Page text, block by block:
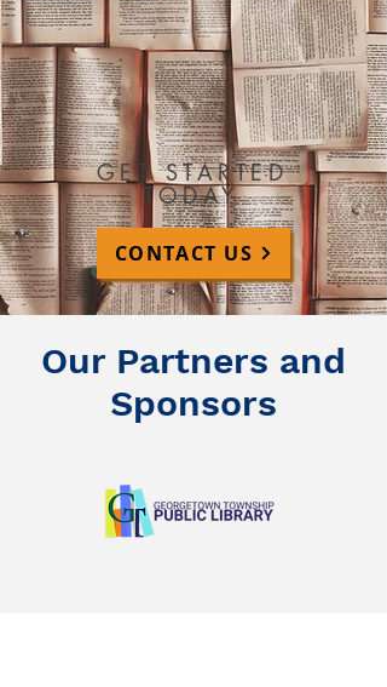
GET STARTED
TODAY
CONTACT US
Our Partners and
Sponsors